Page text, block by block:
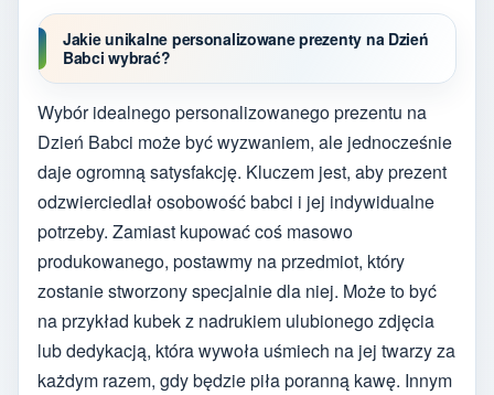
Jakie unikalne personalizowane prezenty na Dzień
Babci wybrać?
Wybór idealnego personalizowanego prezentu na
Dzień Babci może być wyzwaniem, ale jednocześnie
daje ogromną satysfakcję. Kluczem jest, aby prezent
odzwierciedlał osobowość babci i jej indywidualne
potrzeby. Zamiast kupować coś masowo
produkowanego, postawmy na przedmiot, który
zostanie stworzony specjalnie dla niej. Może to być
na przykład kubek z nadrukiem ulubionego zdjęcia
lub dedykacją, która wywoła uśmiech na jej twarzy za
każdym razem, gdy będzie piła poranną kawę. Innym